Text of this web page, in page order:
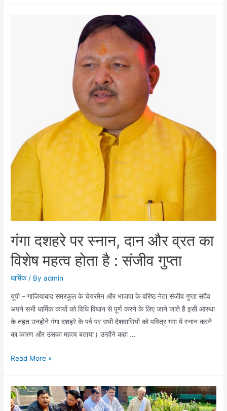
गंगा दशहरे पर स्नान, दान और व्रत का
विशेष महत्व होता है : संजीव गुप्ता
धार्मिक/ Byadmin
यूपी – गाजियाबाद समरकूल के चेयरमैन और भाजपा के वरिष्ठ नेता संजीव गुप्ता सदैव
अपने सभी धार्मिक कार्यो को विधि विधान से पूर्ण करने के लिए जाने जाते हैं इसी आस्था
के तहत उनहोंने गंगा दशहरे के पर्व पर सभी देशवासियों को पवित्र गंगा में स्नान करने
का कारण और उसका महत्व बताया। उन्होंने कहा …
गंगा
स्नान,
दान
Read More »